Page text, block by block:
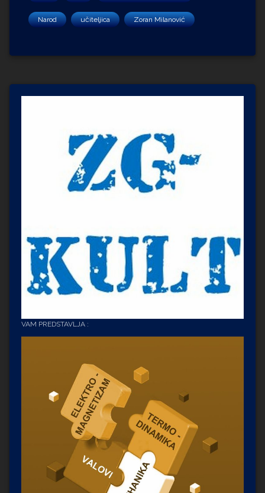
Narod učiteljica Zoran Milanović
VAM PREDSTAVLJA :